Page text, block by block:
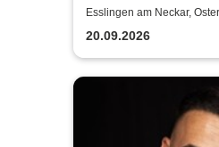
Esslingen am Neckar,
20.09.2026